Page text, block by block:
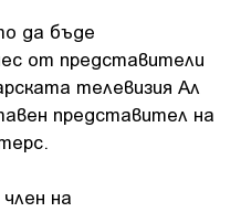
да бъде
от представители
телевизия Ал
представител на
на